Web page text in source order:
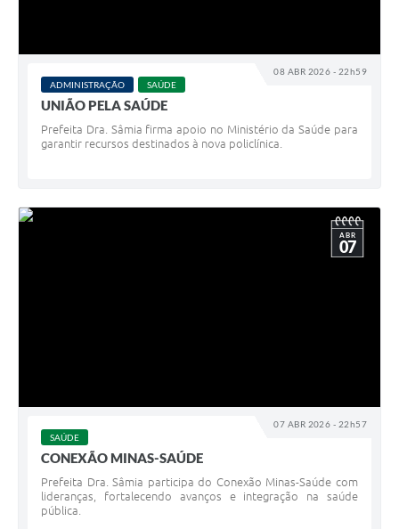
08 ABR 2026 - 22h59
ADMINISTRAÇÃO SAÚDE
UNIÃO PELA SAÚDE
Prefeita Dra. Sâmia firma apoio no Ministério da Saúde para
garantir recursos destinados à nova policlínica.
07 ABR 2026 - 22h57
ABR
07
SAÚDE
CONEXÃO MINAS-SAÚDE
Prefeita Dra. Sâmia participa do Conexão Minas-Saúde com
lideranças, fortalecendo avanços e integração na saúde
pública.